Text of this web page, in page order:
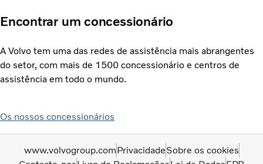
Encontrar um concessionário
A Volvo tem uma das redes de assistência mais abrangentes
do setor, com mais de 1500 concessionário e centros de
assistência em todo o mundo.
Os nossos concessionários
www.volvogroup.comPrivacidadeSobre os cookies